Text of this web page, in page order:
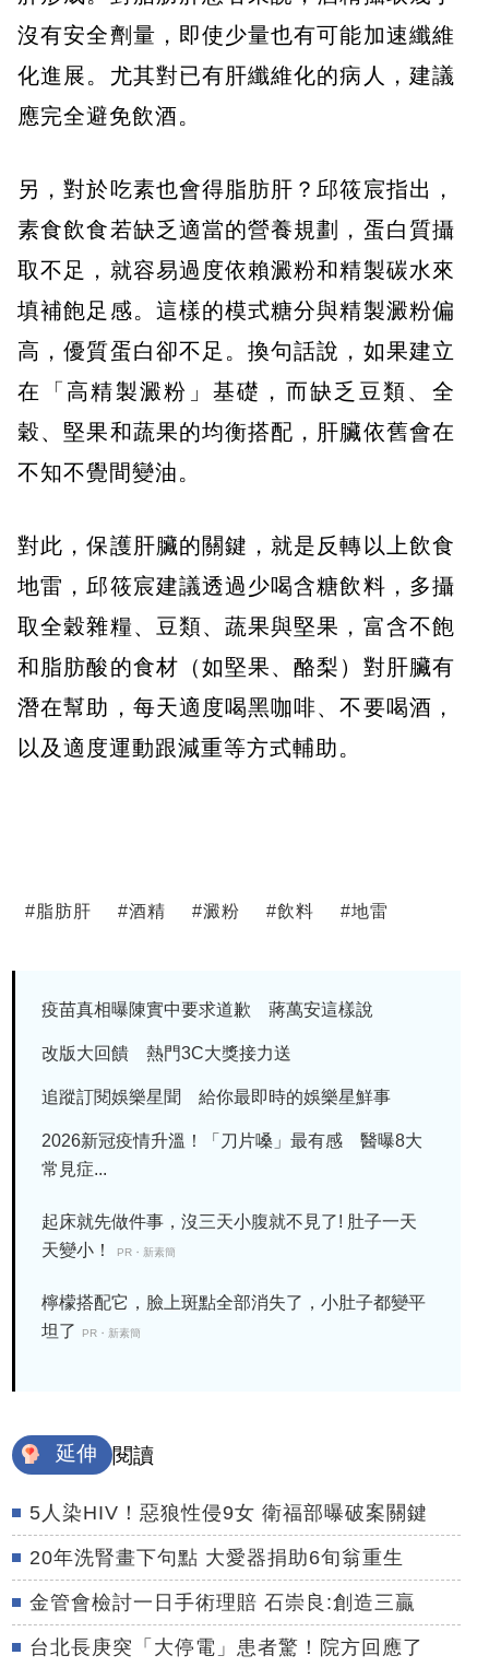
沒有安全劑量，即使少量也有可能加速纖維
化進展。尤其對已有肝纖維化的病人，建議
應完全避免飲酒。
另，對於吃素也會得脂肪肝？邱筱宸指出，
素食飲食若缺乏適當的營養規劃，蛋白質攝
取不足，就容易過度依賴澱粉和精製碳水來
填補飽足感。這樣的模式糖分與精製澱粉偏
高，優質蛋白卻不足。換句話說，如果建立
在「高精製澱粉」基礎，而缺乏豆類、全
穀、堅果和蔬果的均衡搭配，肝臟依舊會在
不知不覺間變油。
對此，保護肝臟的關鍵，就是反轉以上飲食
地雷，邱筱宸建議透過少喝含糖飲料，多攝
取全穀雜糧、豆類、蔬果與堅果，富含不飽
和脂肪酸的食材（如堅果、酪梨）對肝臟有
潛在幫助，每天適度喝黑咖啡、不要喝酒，
以及適度運動跟減重等方式輔助。
# 脂肪肝 #酒精 #澱粉 #飲料 #地雷
疫苗真相曝陳實中要求道歉 蔣萬安這樣說
改版大回饋 熱門3C大獎接力送
追蹤訂閱娛樂星聞 給你最即時的娛樂星鮮事
2026新冠疫情升溫！「刀片嗓」最有感 醫曝8大
常見症...
起床就先做件事，沒三天小腹就不見了! 肚子一天
天變小！
PR・新素簡
檸檬搭配它，臉上斑點全部消失了，小肚子都變平
坦了
PR・新素簡
延伸 閱讀
5人染HIV！惡狼性侵9女 衛福部曝破案關鍵
20年洗腎畫下句點 大愛器捐助6旬翁重生
金管會檢討一日手術理賠 石崇良:創造三贏
台北長庚突「大停電」患者驚！院方回應了